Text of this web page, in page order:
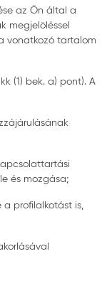
az Ön által a
megjelöléssel
vonatkozó tartalom
(1) bek. a) pont). A
és mozgása;
profilalkotást is,